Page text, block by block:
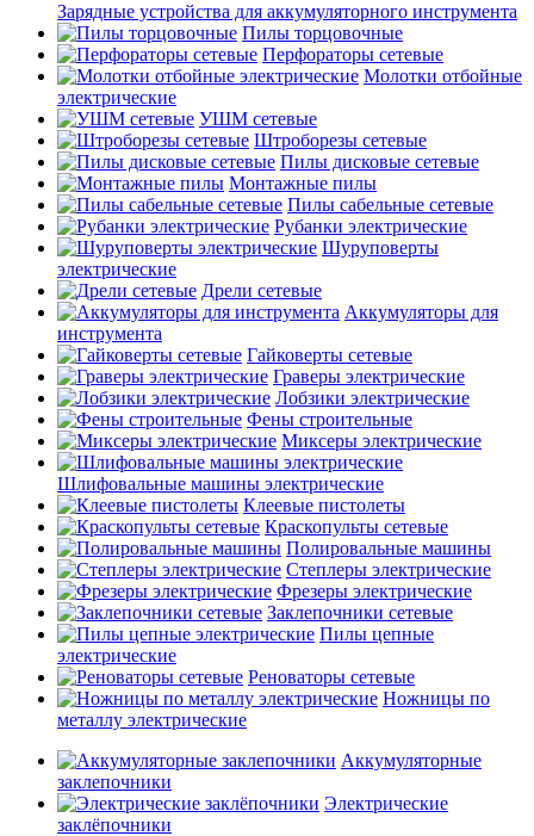
Зарядные устройства для аккумуляторного инструмента
Пилы торцовочные
Перфораторы сетевые
Молотки отбойные
электрические
УШМ сетевые
Штроборезы сетевые
Пилы дисковые сетевые
Монтажные пилы
Пилы сабельные сетевые
Рубанки электрические
Шуруповерты
электрические
Дрели сетевые
Аккумуляторы для
инструмента
Гайковерты сетевые
Граверы электрические
Лобзики электрические
Фены строительные
Миксеры электрические
Шлифовальные машины электрические
Клеевые пистолеты
Краскопульты сетевые
Полировальные машины
Степлеры электрические
Фрезеры электрические
Заклепочники сетевые
Пилы цепные
электрические
Реноваторы сетевые
Ножницы по
металлу электрические
Аккумуляторные
заклепочники
Электрические
заклёпочники